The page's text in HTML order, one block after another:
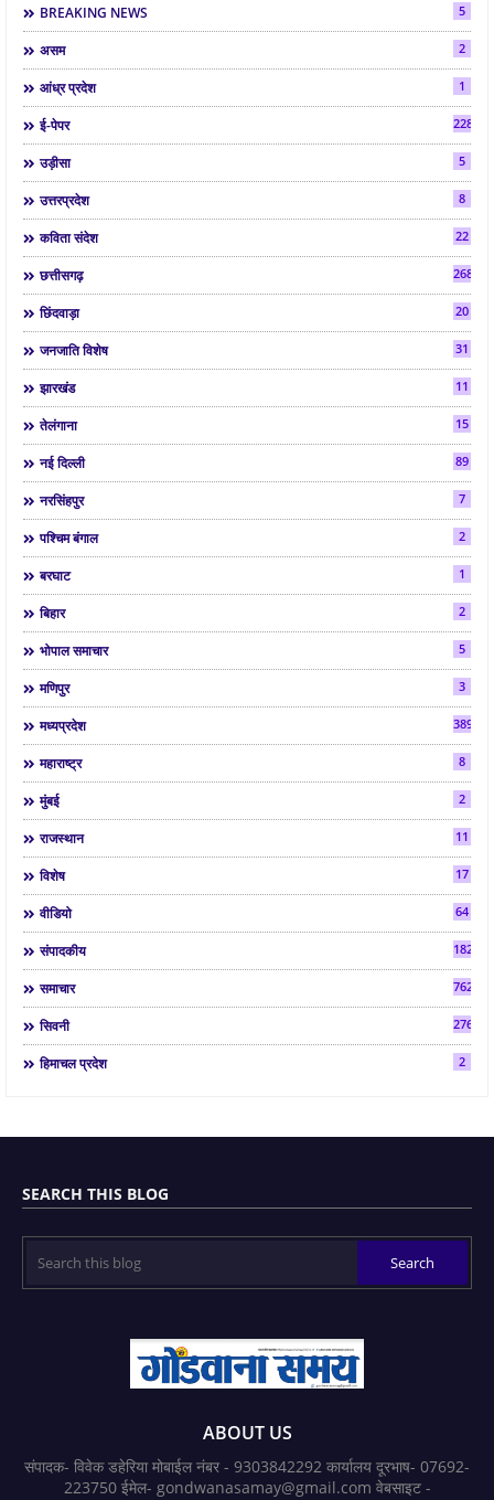
BREAKING NEWS 5
असम 2
आंध्र प्रदेश 1
ई-पेपर 2286
उड़ीसा 5
उत्तरप्रदेश 8
कविता संदेश 22
छत्तीसगढ़ 268
छिंदवाड़ा 20
जनजाति विशेष 31
झारखंड 11
तेलंगाना 15
नई दिल्ली 89
नरसिंहपुर 7
पश्चिम बंगाल 2
बरघाट 1
बिहार 2
भोपाल समाचार 5
मणिपुर 3
मध्यप्रदेश 3892
महाराष्ट्र 8
मुंबई 2
राजस्थान 11
विशेष 17
वीडियो 64
संपादकीय 182
समाचार 7624
सिवनी 2763
हिमाचल प्रदेश 2
SEARCH THIS BLOG
ABOUT US
संपादक- विवेक डहेरिया मोबाईल नंबर - 9303842292 कार्यालय दूरभाष- 07692-
223750 ईमेल- gondwanasamay@gmail.com वेबसाइट -